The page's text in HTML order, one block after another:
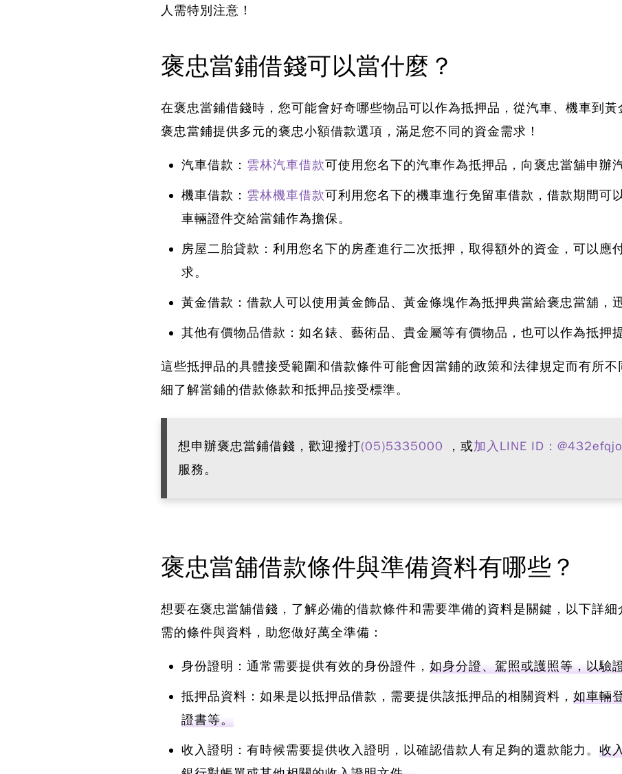
人需特別注意！
褒忠當鋪借錢可以當什麼？
在褒忠當鋪借錢時，您可能會好奇哪些物品可以作為抵押品，從汽車、機車到黃
褒忠當鋪提供多元的褒忠小額借款選項，滿足您不同的資金需求！
汽車借款： 雲林汽車借款可使用您名下的汽車作為抵押品， 向褒忠當舖申辦
機車借款： 雲林機車借款可利用您名下的機車進行免留車借款，借款期間可
車輛證件交給當鋪作為擔保。
房屋二胎貸款：利用您名下的房產進行二次抵押，取得額外的資金，可以應
求。
黃金借款： 借款人可以使用黃金飾品、黃金條塊作為抵押典當給褒忠當舖 ，
其他有價物品借款：如名錶、藝術品、貴金屬等有價物品，也可以作為抵押
這些抵押品的具體接受範圍和借款條件可能會因當鋪的政策和法律規定而有所
細了解當鋪的借款條款和抵押品接受標準。
想申辦褒忠當鋪借錢，歡迎撥打(05)5335000 ，或加入LINE ID：@432efqjo
服務。
褒忠當舖借款條件與準備資料有哪些？
想要在褒忠當舖借錢，了解必備的借款條件和需要準備的資料是關鍵 ，以下詳
需的條件與資料，助您做好萬全準備：
身份證明：通常需要提供有效的身份證件， 如身分證、駕照或護照等，以驗
抵押品資料：如果是以抵押品借款，需要提供該抵押品的相關資料， 如車輛
證書等。
收入證明：有時候需要提供收入證明，以確認借款人有足夠的還款能力。 收